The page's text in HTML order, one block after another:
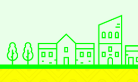
作等相關系所師
加。